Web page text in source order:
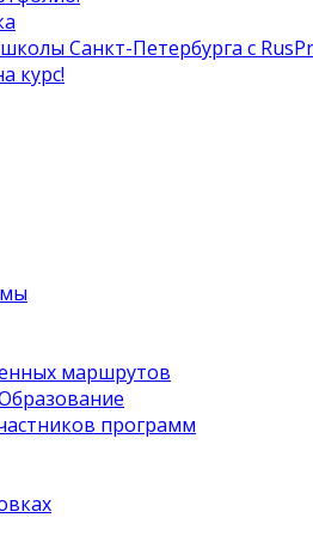
Санкт-Петербурга с
курс!
маршрутов
программ